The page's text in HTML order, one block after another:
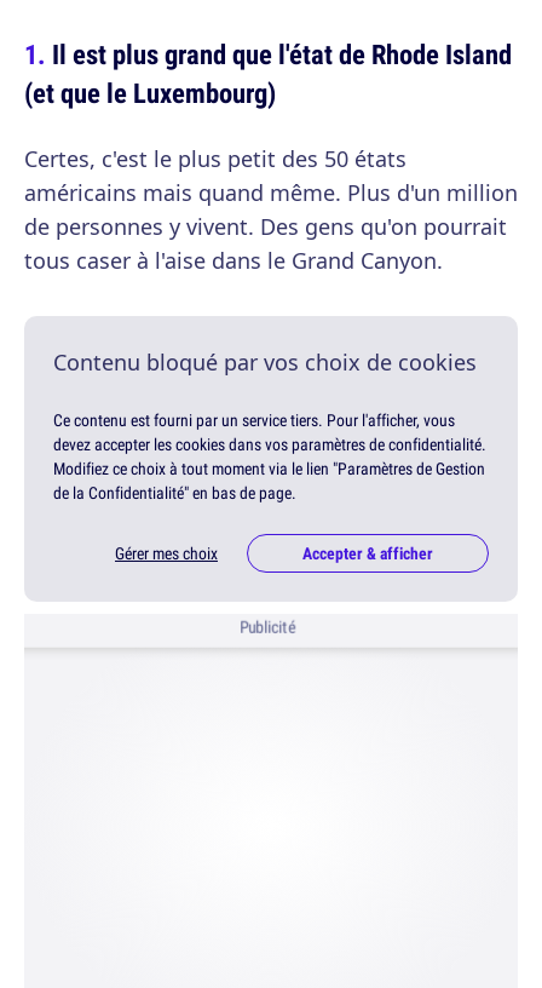
Il est plus grand que l'état de Rhode Island
(et que le Luxembourg)
Certes, c'est le plus petit des 50 états
américains mais quand même. Plus d'un million
de personnes y vivent. Des gens qu'on pourrait
tous caser à l'aise dans le Grand Canyon.
Contenu bloqué par vos choix de cookies
Ce contenu est fourni par un service tiers. Pour l'afficher, vous
devez accepter les cookies dans vos paramètres de confidentialité.
Modifiez ce choix à tout moment via le lien "Paramètres de Gestion
de la Confidentialité" en bas de page.
Gérer mes choix Accepter & afficher
Publicité